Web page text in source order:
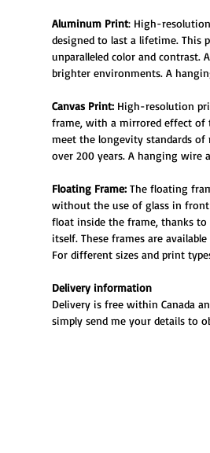
Aluminum Print: High-
designed to last a lifetime. This
unparalleled color and contrast.
brighter environments. A
Canvas Print: High-resolution
frame, with a mirrored effect of
meet the longevity standards of
over 200 years. A hanging wire
Floating Frame: The floating
without the use of glass in front
float inside the frame, thanks
itself. These frames are
For different sizes and print
Delivery information
Delivery is free within Canada
simply send me your details to